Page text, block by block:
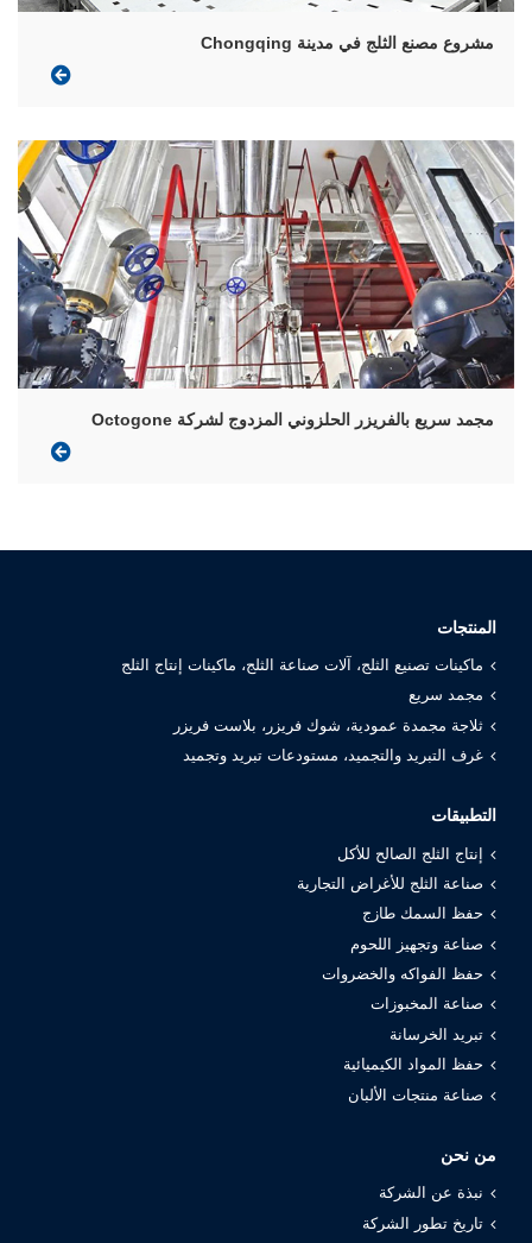
مشروع مصنع الثلج في مدينة Chongqing
مجمد سريع بالفريزر الحلزوني المزدوج لشركة Octogone
المنتجات
ماكينات تصنيع الثلج، آلات صناعة الثلج، ماكينات إنتاج الثلج
مجمد سريع
ثلاجة مجمدة عمودية، شوك فريزر، بلاست فريزر
غرف التبريد والتجميد، مستودعات تبريد وتجميد
التطبيقات
إنتاج الثلج الصالح للأكل
صناعة الثلج للأغراض التجارية
حفظ السمك طازج
صناعة وتجهيز اللحوم
حفظ الفواكه والخضروات
صناعة المخبوزات
تبريد الخرسانة
حفظ المواد الكيميائية
صناعة منتجات الألبان
من نحن
نبذة عن الشركة
تاريخ تطور الشركة